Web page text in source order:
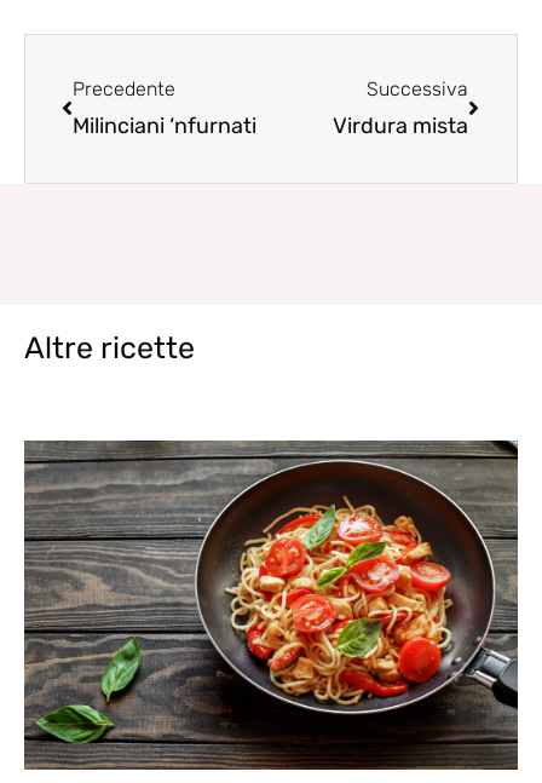
Precedente
Milinciani ‘nfurnati
Successiva
Virdura mista
Altre ricette